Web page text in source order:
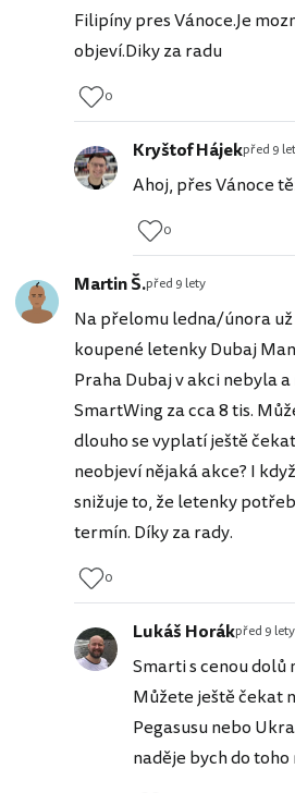
Filipíny pres Vánoce.Je
objeví.Diky za radu
0
Kryštof Hájekpřed 9
Ahoj, přes Vánoce
0
Martin Š.před 9 lety
Na přelomu ledna/února
koupené letenky Dubaj
Praha Dubaj v akci nebyla a
SmartWing za cca 8 tis.
dlouho se vyplatí ještě
neobjeví nějaká akce? I
snižuje to, že letenky
termín. Díky za rady.
0
Lukáš Horákpřed 9 lety
Smarti s cenou dolů
Můžete ještě čekat
Pegasusu nebo
naděje bych do